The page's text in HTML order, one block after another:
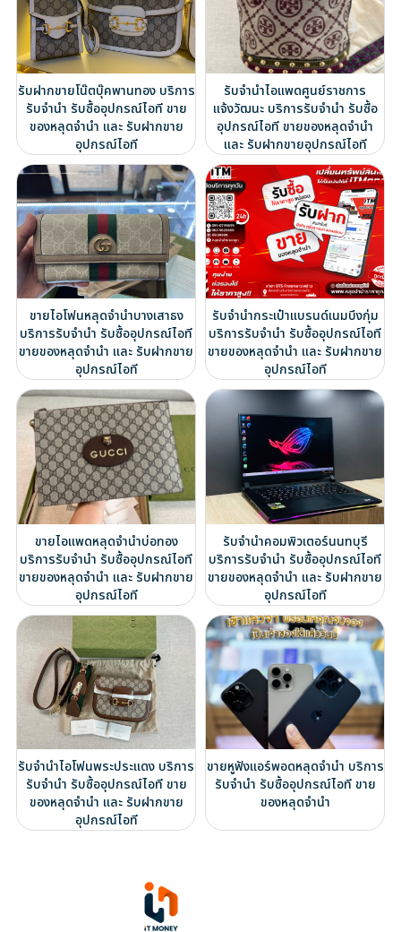
รับฝากขายโน๊ตบุ๊คพานทอง บริการ
รับจำนำ รับซื้ออุปกรณ์ไอที ขาย
ของหลุดจำนำ และ รับฝากขาย
อุปกรณ์ไอที
รับจำนำไอแพดศูนย์ราชการ
แจ้งวัฒนะ บริการรับจำนำ รับซื้อ
อุปกรณ์ไอที ขายของหลุดจำนำ
และ รับฝากขายอุปกรณ์ไอที
ขายไอโฟนหลุดจำนำบางเสาธง
บริการรับจำนำ รับซื้ออุปกรณ์ไอที
ขายของหลุดจำนำ และ รับฝากขาย
อุปกรณ์ไอที
รับจำนำกระเป๋าแบรนด์เนมบึงกุ่ม
บริการรับจำนำ รับซื้ออุปกรณ์ไอที
ขายของหลุดจำนำ และ รับฝากขาย
อุปกรณ์ไอที
ขายไอแพดหลุดจำนำบ่อทอง
บริการรับจำนำ รับซื้ออุปกรณ์ไอที
ขายของหลุดจำนำ และ รับฝากขาย
อุปกรณ์ไอที
รับจำนำคอมพิวเตอร์นนทบุรี
บริการรับจำนำ รับซื้ออุปกรณ์ไอที
ขายของหลุดจำนำ และ รับฝากขาย
อุปกรณ์ไอที
รับจำนำไอโฟนพระประแดง บริการ
รับจำนำ รับซื้ออุปกรณ์ไอที ขาย
ของหลุดจำนำ และ รับฝากขาย
อุปกรณ์ไอที
ขายหูฟังแอร์พอดหลุดจำนำ บริการ
รับจำนำ รับซื้ออุปกรณ์ไอที ขาย
ของหลุดจำนำ